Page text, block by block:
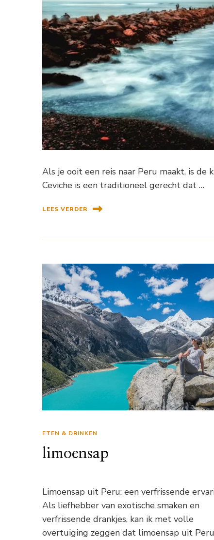
Als je ooit een reis naar Peru maakt, is
Ceviche is een traditioneel gerecht dat …
LEES VERDER
ETEN & DRINKEN
limoensap
Limoensap uit Peru: een verfrissende
Als liefhebber van exotische smaken en
verfrissende drankjes, kan ik met volle
overtuiging zeggen dat limoensap uit